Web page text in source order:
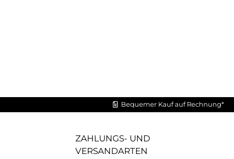
Bequemer Kauf auf Rechnung*
ZAHLUNGS- UND
VERSANDARTEN